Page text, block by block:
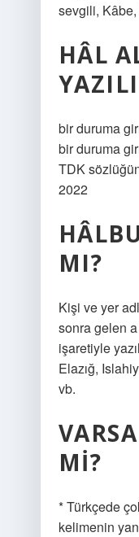
sevgili,
HÂL
bir duruma
bir duruma
TDK
2022
MI?
Kişi ve yer
sonra gelen
işaretiyle
Elazığ,
vb.
MI?
* Türkçede
kelimenin